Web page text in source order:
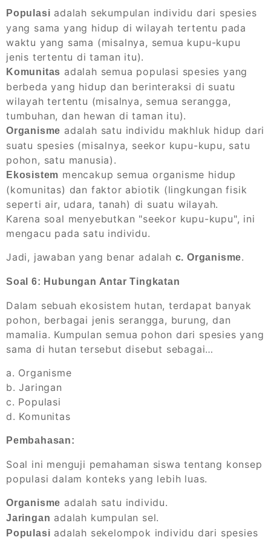
Populasi adalah sekumpulan individu dari spesies
yang sama yang hidup di wilayah tertentu pada
waktu yang sama (misalnya, semua kupu-kupu
jenis tertentu di taman itu).
Komunitas adalah semua populasi spesies yang
berbeda yang hidup dan berinteraksi di suatu
wilayah tertentu (misalnya, semua serangga,
tumbuhan, dan hewan di taman itu).
Organisme adalah satu individu makhluk hidup dari
suatu spesies (misalnya, seekor kupu-kupu, satu
pohon, satu manusia).
Ekosistem mencakup semua organisme hidup
(komunitas) dan faktor abiotik (lingkungan fisik
seperti air, udara, tanah) di suatu wilayah.
Karena soal menyebutkan "seekor kupu-kupu", ini
mengacu pada satu individu.
Jadi, jawaban yang benar adalah c. Organisme.
Soal 6: Hubungan Antar Tingkatan
Dalam sebuah ekosistem hutan, terdapat banyak
pohon, berbagai jenis serangga, burung, dan
mamalia. Kumpulan semua pohon dari spesies yang
sama di hutan tersebut disebut sebagai…
a. Organisme
b. Jaringan
c. Populasi
d. Komunitas
Pembahasan:
Soal ini menguji pemahaman siswa tentang konsep
populasi dalam konteks yang lebih luas.
Organisme adalah satu individu.
Jaringan adalah kumpulan sel.
Populasi adalah sekelompok individu dari spesies